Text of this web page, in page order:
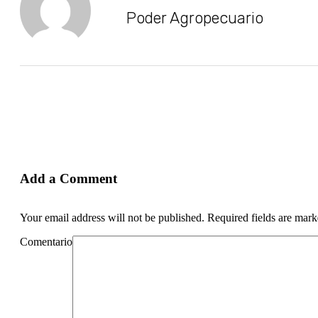
Poder Agropecuario
Add a Comment
Your email address will not be published. Required fields are
Comentario